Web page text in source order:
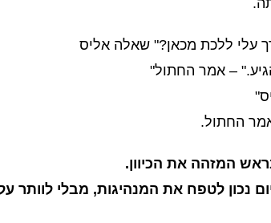
עלי ללכת מכאן?" שאלה אליס
– אמר החתול"
החתול.
המזהה את הכיוון.
נכון לטפח את המנהיגות, מבלי לוותר על